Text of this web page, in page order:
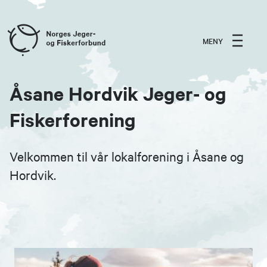
MENY
Åsane Hordvik Jeger- og
Fiskerforening
Velkommen til vår lokalforening i Åsane og
Hordvik.